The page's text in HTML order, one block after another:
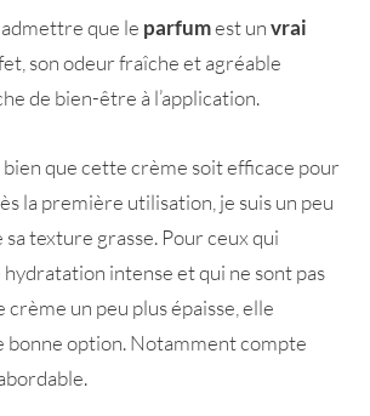
que le parfumest unvrai
son odeur fraîche et agréable
de bien-être à l’application.
bien que cette crème soit efficace pour
la première utilisation, je suis un peu
sa texture grasse. Pour ceux qui
intense et qui ne sont pas
crème un peu plus épaisse, elle
option. Notamment compte